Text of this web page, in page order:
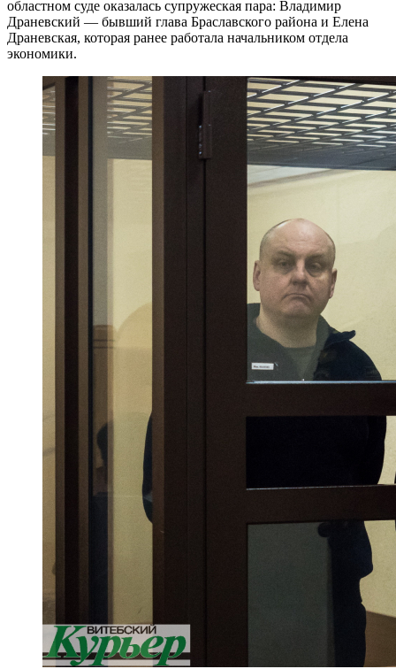
областном суде оказалась супружеская пара: Владимир
Драневский — бывший глава Браславского района и Елена
Драневская, которая ранее работала начальником отдела
экономики.